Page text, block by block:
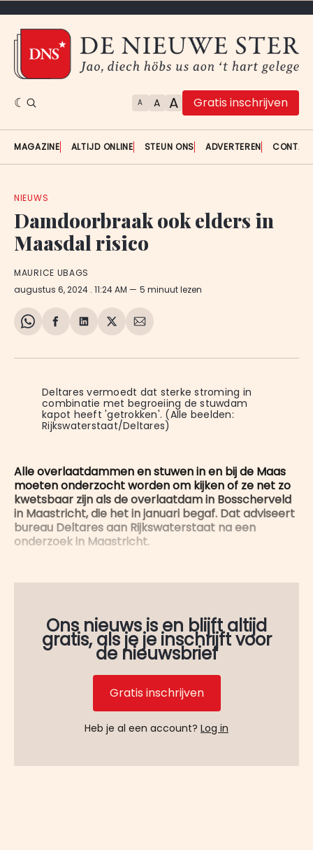
A A A Gratis inschrijven
MAGAZINE ALTIJD ONLINE STEUN ONS ADVERTEREN
NIEUWS
Damdoorbraak ook elders in
Maasdal risico
MAURICE UBAGS
augustus 6, 2024 . 11:24 AM 5 minuut lezen
Share
WhatsApp
Delen
Facebook
Delen
LinkedIn
Share
X
Deel
E-
Deltares vermoedt dat sterke stroming in
combinatie met begroeiing de stuwdam
kapot heeft 'getrokken'. (Alle beelden:
Rijkswaterstaat/Deltares)
Alle overlaatdammen en stuwen in en bij de Maas
moeten onderzocht worden om kijken of ze net zo
kwetsbaar zijn als de overlaatdam in Bosscherveld
in Maastricht, die het in januari begaf. Dat adviseert
bureau Deltares aan Rijkswaterstaat na een
onderzoek in Maastricht.
Ons nieuws is en blijft altijd
gratis, als je je inschrijft voor
de nieuwsbrief
Gratis inschrijven
Heb je al een account? Log in